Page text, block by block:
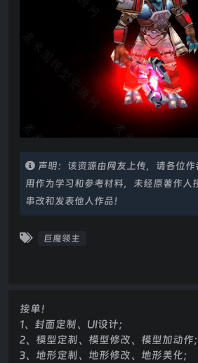
声明：该资源由网友上传，请各位
用作为学习和参考材料，未经原著作人
串改和发表他人作品！
巨魔领主
接单！
1、封面定制、UI设计；
2、模型定制、模型修改、模型加动作；
3、地形定制、地形修改、地形美化；